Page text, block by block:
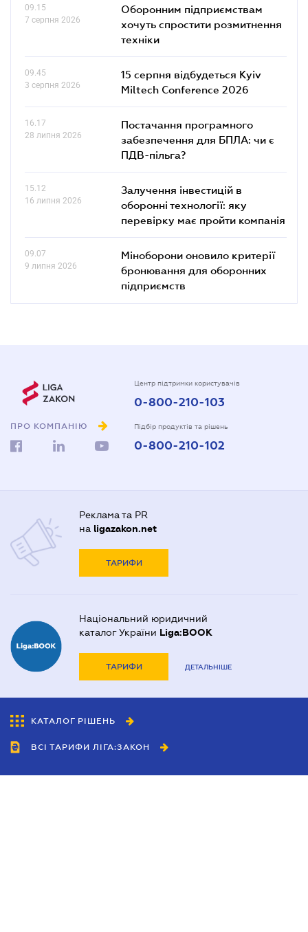
09.15
7 серпня 2026
Оборонним підприємствам
хочуть спростити розмитнення
техніки
09.45
3 серпня 2026
15 серпня відбудеться Kyiv
Miltech Conference 2026
16.17
28 липня 2026
Постачання програмного
забезпечення для БПЛА: чи є
ПДВ-пільга?
15.12
16 липня 2026
Залучення інвестицій в
оборонні технології: яку
перевірку має пройти компанія
09.07
9 липня 2026
Міноборони оновило критерії
бронювання для оборонних
підприємств
ПРО КОМПАНІЮ
Центр підтримки користувачів
0-800-210-103
Підбір продуктів та рішень
0-800-210-102
Реклама та PR
на ligazakon.net
ТАРИФИ
Національний юридичний
каталог України Liga:BOOK
ТАРИФИ ДЕТАЛЬНІШЕ
КАТАЛОГ РІШЕНЬ
ВСІ ТАРИФИ ЛІГА:ЗАКОН